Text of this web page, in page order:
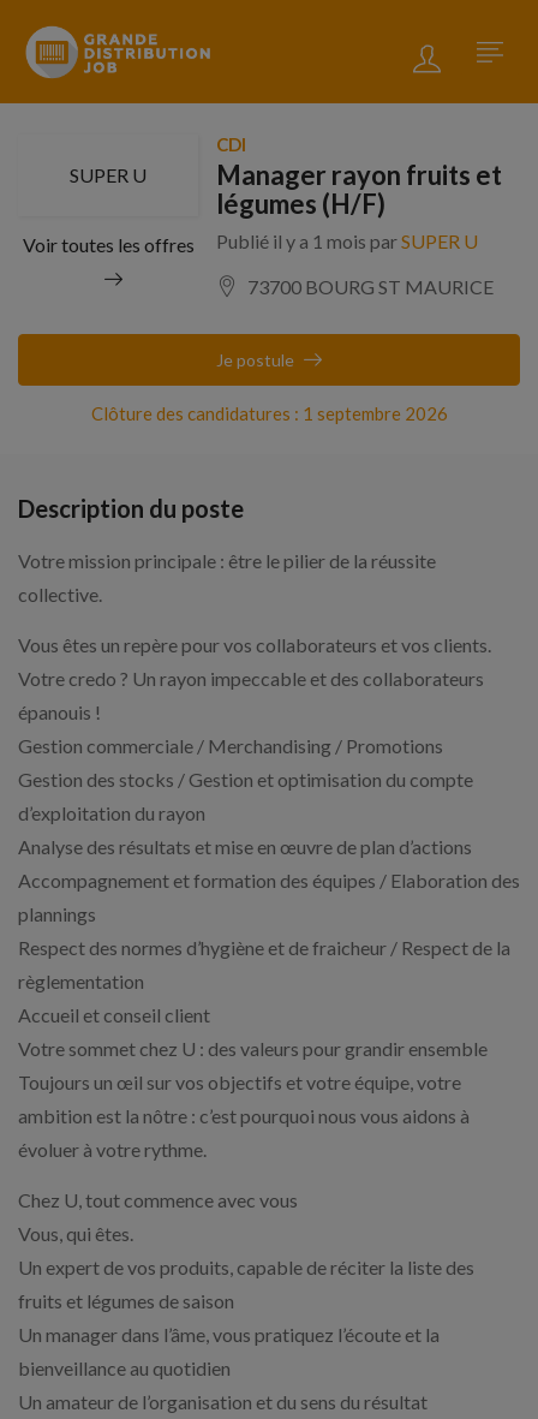
SUPER U
Voir toutes les offres
CDI
Manager rayon fruits et
légumes (H/F)
Publié il y a 1 mois parSUPER U
73700 BOURG ST MAURICE
Clôture des candidatures : 1 septembre 2026
Je postule
Description du poste
Votre mission principale : être le pilier de la réussite
collective.
Vous êtes un repère pour vos collaborateurs et vos clients.
Votre credo ? Un rayon impeccable et des collaborateurs
épanouis !
Gestion commerciale / Merchandising / Promotions
Gestion des stocks / Gestion et optimisation du compte
d’exploitation du rayon
Analyse des résultats et mise en œuvre de plan d’actions
Accompagnement et formation des équipes / Elaboration des
plannings
Respect des normes d’hygiène et de fraicheur / Respect de la
règlementation
Accueil et conseil client
Votre sommet chez U : des valeurs pour grandir ensemble
Toujours un œil sur vos objectifs et votre équipe, votre
ambition est la nôtre : c’est pourquoi nous vous aidons à
évoluer à votre rythme.
Chez U, tout commence avec vous
Vous, qui êtes.
Un expert de vos produits, capable de réciter la liste des
fruits et légumes de saison
Un manager dans l’âme, vous pratiquez l’écoute et la
bienveillance au quotidien
Un amateur de l’organisation et du sens du résultat